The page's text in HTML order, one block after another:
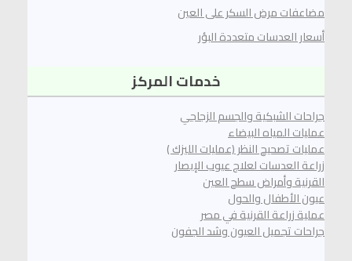
مضاعفات مرض السكر على العين
أسعار العدسات متعددة البؤر
خدمات المركز
جراحات الشبكية والجسم الزجاجي
عمليات المياه البيضاء
عمليات تصحيح النظر (عمليات الليزك )
زراعة العدسات لعلاج عيوب الإبصار
القرنية وأمراض سطح العين
عيون الأطفال والحول
عملية زراعة القرنية في مصر
جراحات تجميل العيون وشد الجفون